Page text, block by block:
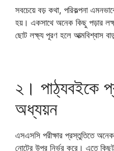
সবচেয়ে বড় কথা, পরিকল্পনা
হয়। একসাথে অনেক কিছু পড়ার
ছোট লক্ষ্য পূরণ হলে আত্মবিশ্বাস
২। পাঠ্যবইকে
অধ্যয়ন
এসএসসি পরীক্ষার প্রস্তুতিতে অনেক
নোটের উপর নির্ভর করে। এতে